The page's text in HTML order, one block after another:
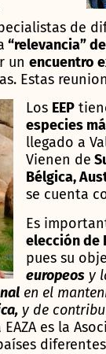
de
“relevancia”
un encuentro
Estas
Los EEP
especies
llegado a
Vienen de
Bélgica,
se cuenta
Es
elección de
pues su
europeos y
en el
y de
EAZA es la